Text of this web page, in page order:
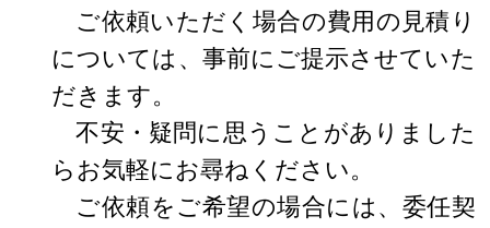
ご依頼いただく場合の費用の見積り
については、事前にご提示させていた
だきます。
不安・疑問に思うことがありました
らお気軽にお尋ねください。
ご依頼をご希望の場合には、委任契